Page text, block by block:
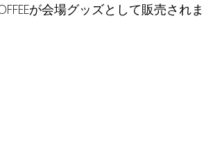
が会場グッズとして販売され